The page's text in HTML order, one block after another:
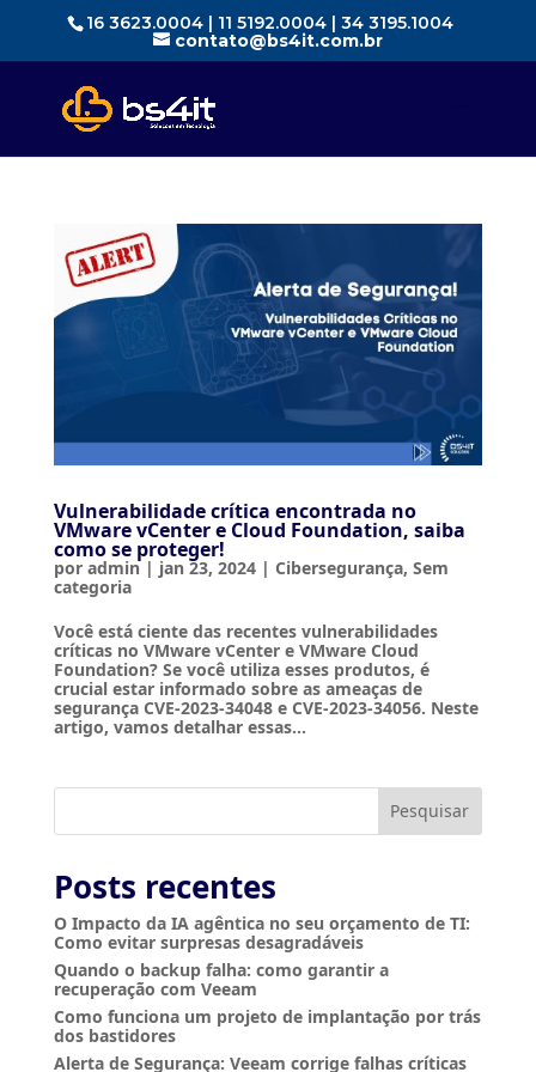
16 3623.0004 | 11 5192.0004 | 34 3195.1004
contato@bs4it.com.br
Vulnerabilidade crítica encontrada no
VMware vCenter e Cloud Foundation, saiba
como se proteger!
por admin| jan 23, 2024| Cibersegurança, Sem
categoria
Você está ciente das recentes vulnerabilidades
críticas no VMware vCenter e VMware Cloud
Foundation? Se você utiliza esses produtos, é
crucial estar informado sobre as ameaças de
segurança CVE-2023-34048 e CVE-2023-34056. Neste
artigo, vamos detalhar essas...
Pesquisar
Posts recentes
O Impacto da IA agêntica no seu orçamento de TI:
Como evitar surpresas desagradáveis
Quando o backup falha: como garantir a
recuperação com Veeam
Como funciona um projeto de implantação por trás
dos bastidores
Alerta de Segurança: Veeam corrige falhas críticas